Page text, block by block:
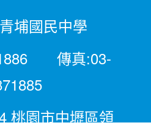
埔國民中學
傳真:03-
桃園市中壢區領